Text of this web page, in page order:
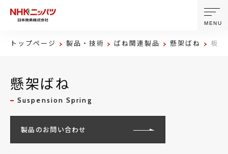
製品・技術
企業情報
MENU
トップページ 製品・技術 ばね関連製品 懸架ばね 板ば
懸架ばね
Suspension Spring
製品のお問い合わせ